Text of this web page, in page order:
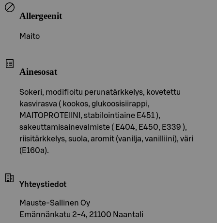
Allergeenit
Maito
Ainesosat
Sokeri, modifioitu perunatärkkelys, kovetettu
kasvirasva ( kookos, glukoosisiirappi,
MAITOPROTEIINI, stabilointiaine E451 ),
sakeuttamisainevalmiste ( E404, E450, E339 ),
riisitärkkelys, suola, aromit (vanilja, vanilliini), väri
(E160a).
Yhteystiedot
Mauste-Sallinen Oy
Emännänkatu 2-4, 21100 Naantali